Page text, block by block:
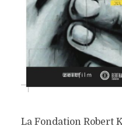
La Fondation Robert